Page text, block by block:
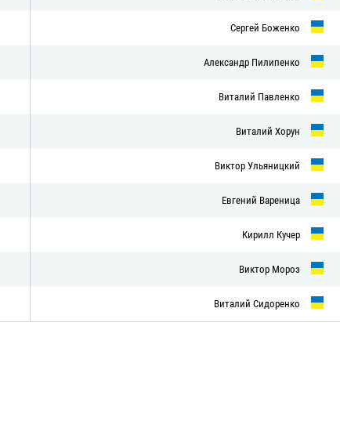
Сергей Боженко
Александр Пилипенко
Виталий Павленко
Виталий Хорун
Виктор Ульяницкий
Евгений Вареница
Кирилл Кучер
Виктор Мороз
Виталий Сидоренко